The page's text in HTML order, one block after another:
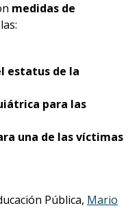
medidas de
estatus de la
para las
una de las víctimas
Pública, Mario